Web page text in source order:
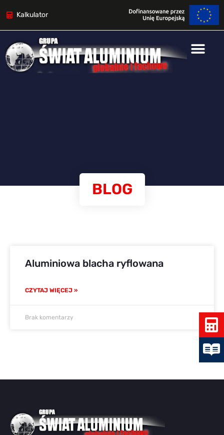
Kalkulator
BLOG
Aluminiowa blacha ryflowana
CZYTAJ WIĘCEJ »
Brak komentarzy